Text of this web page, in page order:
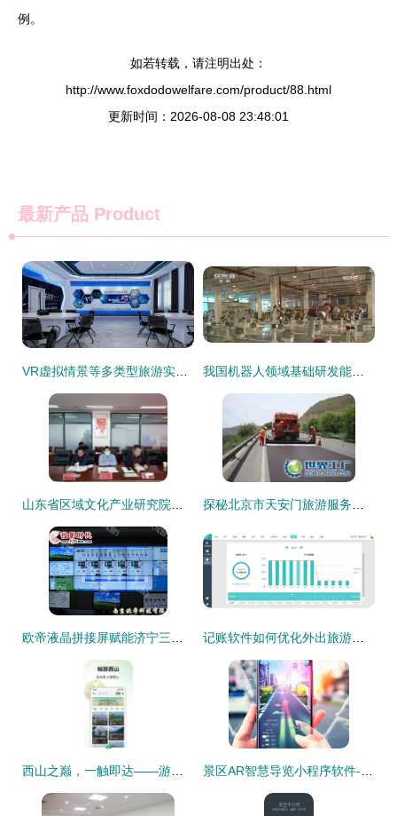
例。
如若转载，请注明出处：
http://www.foxdodowelfare.com/product/88.html
更新时间：2026-08-08 23:48:01
最新产品 Product